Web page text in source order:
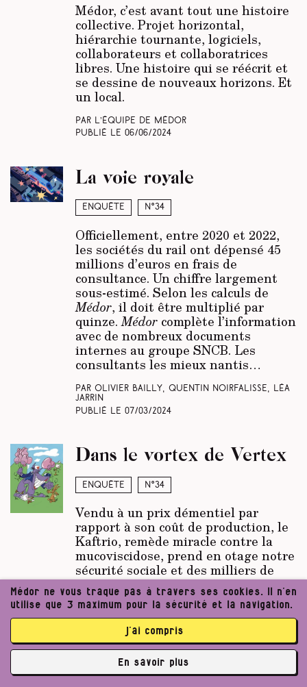
Médor, c’est avant tout une histoire
collective. Projet horizontal,
hiérarchie tournante, logiciels,
collaborateurs et collaboratrices
libres. Une histoire qui se réécrit et
se dessine de nouveaux horizons. Et
un local.
Par L’équipe de Médor
Publié le 06/06/2024
Enquête N°34
La voie royale
Officiellement, entre 2020 et 2022,
les sociétés du rail ont dépensé 45
millions d’euros en frais de
consultance. Un chiffre largement
sous-estimé. Selon les calculs de
Médor, il doit être multiplié par
quinze.Médorcomplète l’information
avec de nombreux documents
internes au groupe SNCB. Les
consultants les mieux nantis…
Par Olivier Bailly, Quentin Noirfalisse, Léa
Jarrin
Publié le 07/03/2024
Enquête N°34
Dans le vortex de Vertex
Vendu à un prix démentiel par
rapport à son coût de production, le
Kaftrio, remède miracle contre la
mucoviscidose, prend en otage notre
sécurité sociale et des milliers de
malades. Plongée (jusqu’à l’asphyxie)
dans le business des maladies rares
et de la philanthropie… spéculative.
Par Harold Nottet, Camille Potte
Publié le07/03/2024
Médor ne vous traque pas à travers ses cookies. Il n’en
utilise que 3 maximum pour la sécurité et la navigation.
j’ai compris
En savoir plus